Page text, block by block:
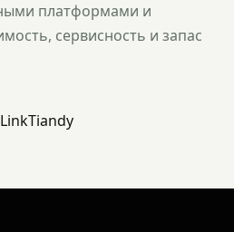
платформами и
сервисность и запас
Tiandy